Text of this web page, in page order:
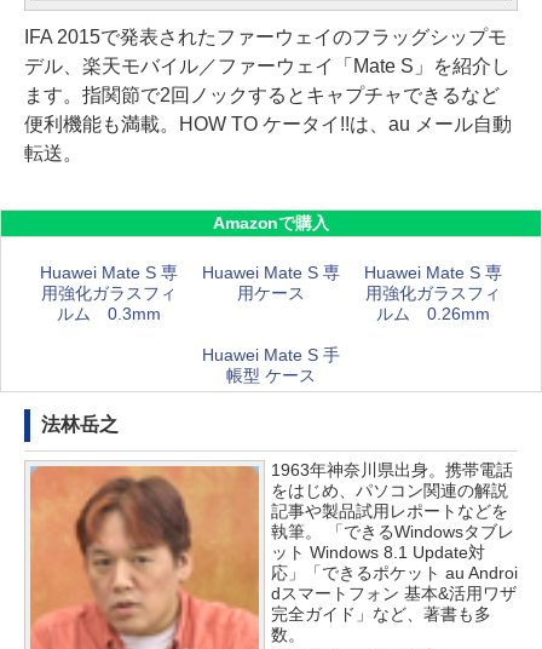
IFA 2015で発表されたファーウェイのフラッグシップモ
デル、楽天モバイル／ファーウェイ「Mate S」を紹介し
ます。指関節で2回ノックするとキャプチャできるなど
便利機能も満載。HOW TO ケータイ!!は、au メール自動
転送。
Amazonで購入
Huawei Mate S 専
用強化ガラスフィ
ルム 0.3mm
Huawei Mate S 専
用ケース
Huawei Mate S 専
用強化ガラスフィ
ルム 0.26mm
Huawei Mate S 手
帳型 ケース
法林岳之
1963年神奈川県出身。携帯電話
をはじめ、パソコン関連の解説
記事や製品試用レポートなどを
執筆。 「できるWindowsタブレ
ット Windows 8.1 Update対
応」「できるポケット au Androi
dスマートフォン 基本&活用ワザ
完全ガイド」など、著書も多
数。